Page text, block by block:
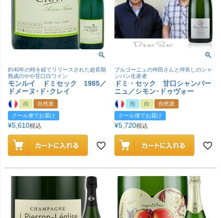
約40年の時を経てリリースされた超長期
熟成のやや甘口白ワイン
モンルイ ドミセック 1985／
ドメーヌ･ド･クレイ
白
自然派
クール便でお届け
¥5,610税込
ブルゴーニュの仲田さんと仲良しのシャ
ンパン生産者
ドミ・セック 甘口シャンパー
ニュ／シモン･ドゥヴォー
泡 白
自然派
クール便でお届け
¥5,720税込